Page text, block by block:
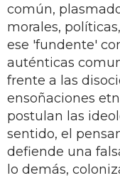
común,
morales,
ese 'fundente'
auténticas
frente a las
ensoñaciones
postulan las
sentido, el
defiende una
lo demás,